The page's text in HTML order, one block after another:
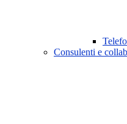
Consulenti e